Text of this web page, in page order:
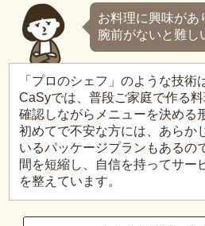
お料理に興味があ
腕前がないと難し
「プロのシェフ」のような技術
CaSyでは、普段ご家庭で作る
確認しながらメニューを決める
初めてで不安な方には、あらか
いるパッケージプランもあるの
間を短縮し、自信を持ってサー
を整えています。